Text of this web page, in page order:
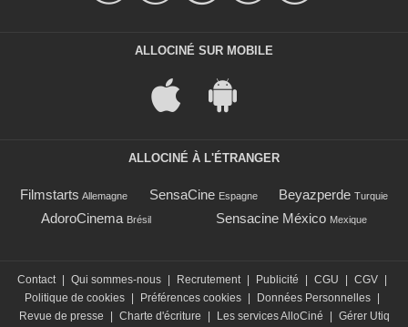
ALLOCINÉ SUR MOBILE
ALLOCINÉ À L'ÉTRANGER
Filmstarts Allemagne SensaCine Espagne Beyazperde Turquie
AdoroCinema Brésil Sensacine México Mexique
Contact | Qui sommes-nous | Recrutement | Publicité | CGU | CGV |
Politique de cookies | Préférences cookies | Données Personnelles |
Revue de presse
| Charte d'écriture | Les services AlloCiné | Gérer Utiq